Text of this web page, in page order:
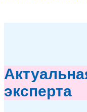
эксперта